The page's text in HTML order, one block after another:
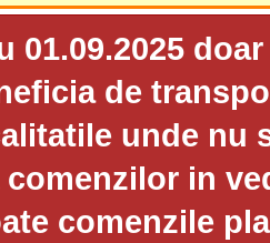
01.09.2025
de
unde nu
comenzilor in
comenzile